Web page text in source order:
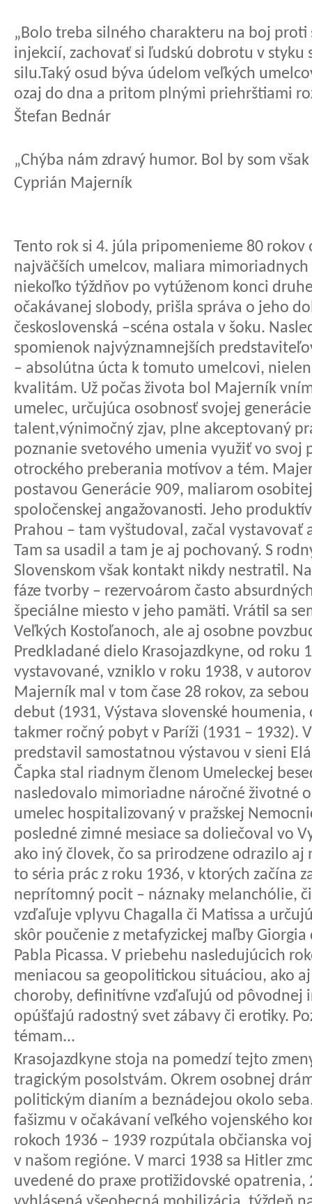
„Bolo treba silného charakteru na boj
injekcií, zachovať si ľudskú dobrotu v
silu.Taký osud býva údelom veľkých
ozaj do dna a pritom plnými priehrštiami
Štefan Bednár
„Chýba nám zdravý humor. Bol by som
Cyprián Majerník
Tento rok si 4. júla pripomenieme 80
najväčších umelcov, maliara
niekoľko týždňov po vytúženom konci
očakávanej slobody, prišla správa o jeho
československá –scéna ostala v šoku.
spomienok najvýznamnejších
– absolútna úcta k tomuto umelcovi,
kvalitám. Už počas života bol Majerník
umelec, určujúca osobnosť svojej
talent,výnimočný zjav, plne akceptovaný
poznanie svetového umenia využiť vo svoj
otrockého preberania motívov a tém.
postavou Generácie 909, maliarom
spoločenskej angažovanosti. Jeho
Prahou – tam vyštudoval, začal vystavovať
Tam sa usadil a tam je aj pochovaný. S
Slovenskom však kontakt nikdy nestratil.
fáze tvorby – rezervoárom často
špeciálne miesto v jeho pamäti. Vrátil sa
Veľkých Kostoľanoch, ale aj osobne
Predkladané dielo Krasojazdkyne, od roku
vystavované, vzniklo v roku 1938, v
Majerník mal v tom čase 28 rokov, za
debut (1931, Výstava slovenské
takmer ročný pobyt v Paríži (1931 – 1932).
predstavil samostatnou výstavou v sieni
Čapka stal riadnym členom Umeleckej
nasledovalo mimoriadne náročné životné
umelec hospitalizovaný v pražskej
posledné zimné mesiace sa doliečoval vo
ako iný človek, čo sa prirodzene odrazilo
to séria prác z roku 1936, v ktorých začína
neprítomný pocit – náznaky melanchólie,
vzďaľuje vplyvu Chagalla či Matissa a
skôr poučenie z metafyzickej maľby
Pabla Picassa. V priebehu nasledujúcich
meniacou sa geopolitickou situáciou, ako
choroby, definitívne vzďaľujú od pôvodnej
opúšťajú radostný svet zábavy či erotiky.
témam...
Krasojazdkyne stoja na pomedzí tejto
tragickým posolstvám. Okrem osobnej
politickým dianím a beznádejou okolo
fašizmu v očakávaní veľkého vojenského
rokoch 1936 – 1939 rozpútala občianska
v našom regióne. V marci 1938 sa Hitler
uvedené do praxe protižidovské opatrenia,